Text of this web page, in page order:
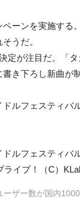
ーンを実施する
うだ。
定が注目だ。「
き下ろし新曲が
ルフェスティバル
ルフェスティバル
ライブ！（C）
ーザー数が国内